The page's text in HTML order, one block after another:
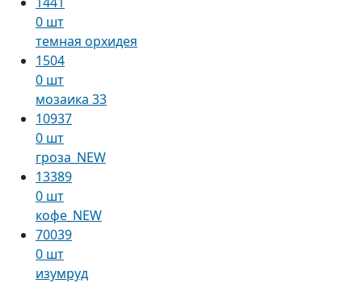
0 шт
темная орхидея
1504
0 шт
мозаика 33
10937
0 шт
гроза_NEW
13389
0 шт
кофе_NEW
70039
0 шт
изумруд